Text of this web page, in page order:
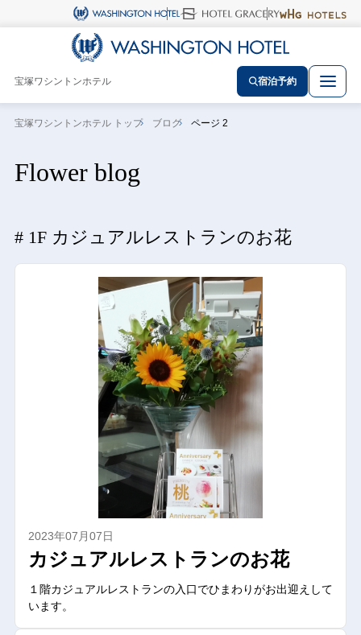
宝塚ワシントンホテル 宿泊予約
宝塚ワシントンホテル トップ ブログ ページ 2
Flower blog
1F カジュアルレストランのお花
2023年07月07日
カジュアルレストランのお花
１階カジュアルレストランの入口でひまわりがお出迎えして
います。